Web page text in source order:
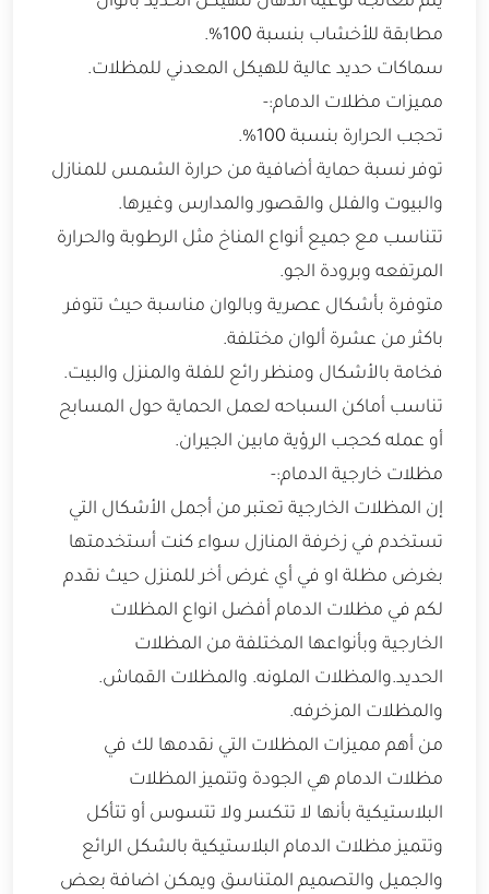
مطابقة للأخشاب بنسبة 100%.
سماكات حديد عالية للهيكل المعدني للمظلات.
مميزات مظلات الدمام:-
تحجب الحرارة بنسبة 100%.
توفر نسبة حماية أضافية من حرارة الشمس للمنازل
والبيوت والفلل والقصور والمدارس وغيرها.
تتناسب مع جميع أنواع المناخ مثل الرطوبة والحرارة
المرتفعه وبرودة الجو.
متوفرة بأشكال عصرية وبالوان مناسبة حيث تتوفر
باكثر من عشرة ألوان مختلفة.
فخامة بالأشكال ومنظر رائع للفلة والمنزل والبيت.
تناسب أماكن السباحه لعمل الحماية حول المسابح
أو عمله كحجب الرؤية مابين الجيران.
مظلات خارجية الدمام:-
إن المظلات الخارجية تعتبر من أجمل الأشكال التي
تستخدم في زخرفة المنازل سواء كنت أستخدمتها
بغرض مظلة او في أي غرض أخر للمنزل حيث نقدم
لكم في مظلات الدمام أفضل انواع المظلات
الخارجية وبأنواعها المختلفة من المظلات
الحديد.والمظلات الملونه. والمظلات القماش.
والمظلات المزخرفه.
من أهم مميزات المظلات التي نقدمها لك في
مظلات الدمام هي الجودة وتتميز المظلات
البلاستيكية بأنها لا تتكسر ولا تتسوس أو تتأكل
وتتميز مظلات الدمام البلاستيكية بالشكل الرائع
والجميل والتصميم المتناسق ويمكن اضافة بعض